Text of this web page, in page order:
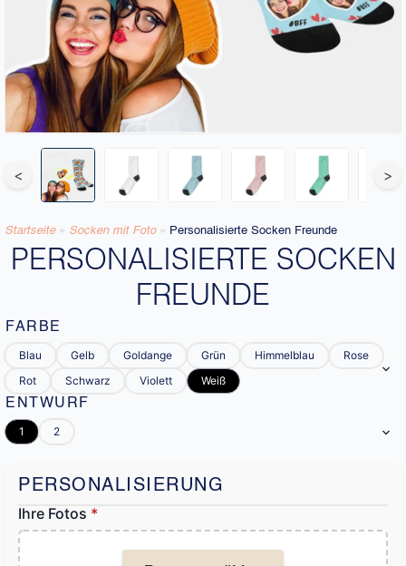
< >
Startseite » Socken mit Foto » Personalisierte Socken Freunde
PERSONALISIERTE SOCKEN
FREUNDE
FARBE
Blau Gelb Goldange Grün Himmelblau
Rose
Rot
Schwarz Violett Weiß
ENTWURF
1 2
PERSONALISIERUNG
Ihre Fotos *